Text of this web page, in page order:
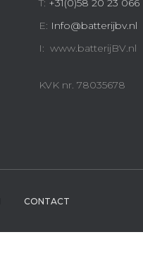
T: +31(0)58 20 23 066
E: Info@batterijbv.nl
I: www.batterijBV.nl
KVK nr. 78035678
CONTACT